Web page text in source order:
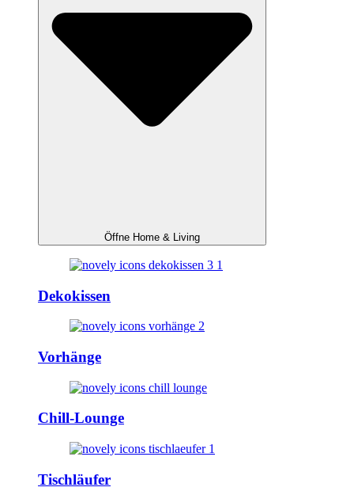
Öffne Home & Living
Dekokissen
Vorhänge
Chill-Lounge
Tischläufer